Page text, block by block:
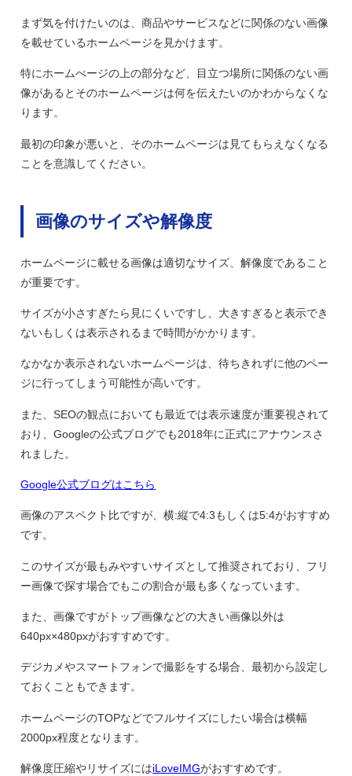
まず気を付けたいのは、商品やサービスなどに関係のない画像
を載せているホームページを見かけます。
特にホームぺージの上の部分など、目立つ場所に関係のない画
像があるとそのホームページは何を伝えたいのかわからなくな
ります。
最初の印象が悪いと、そのホームページは見てもらえなくなる
ことを意識してください。
画像のサイズや解像度
ホームページに載せる画像は適切なサイズ、解像度であること
が重要です。
サイズが小さすぎたら見にくいですし、大きすぎると表示でき
ないもしくは表示されるまで時間がかかります。
なかなか表示されないホームページは、待ちきれずに他のペー
ジに行ってしまう可能性が高いです。
また、SEOの観点においても最近では表示速度が重要視されて
おり、Googleの公式ブログでも2018年に正式にアナウンスさ
れました。
Google公式ブログはこちら
画像のアスペクト比ですが、横:縦で4:3もしくは5:4がおすすめ
です。
このサイズが最もみやすいサイズとして推奨されており、フリ
ー画像で探す場合でもこの割合が最も多くなっています。
また、画像ですがトップ画像などの大きい画像以外は
640px×480pxがおすすめです。
デジカメやスマートフォンで撮影をする場合、最初から設定し
ておくこともできます。
ホームページのTOPなどでフルサイズにしたい場合は横幅
2000px程度となります。
解像度圧縮やリサイズにはiLoveIMGがおすすめです。